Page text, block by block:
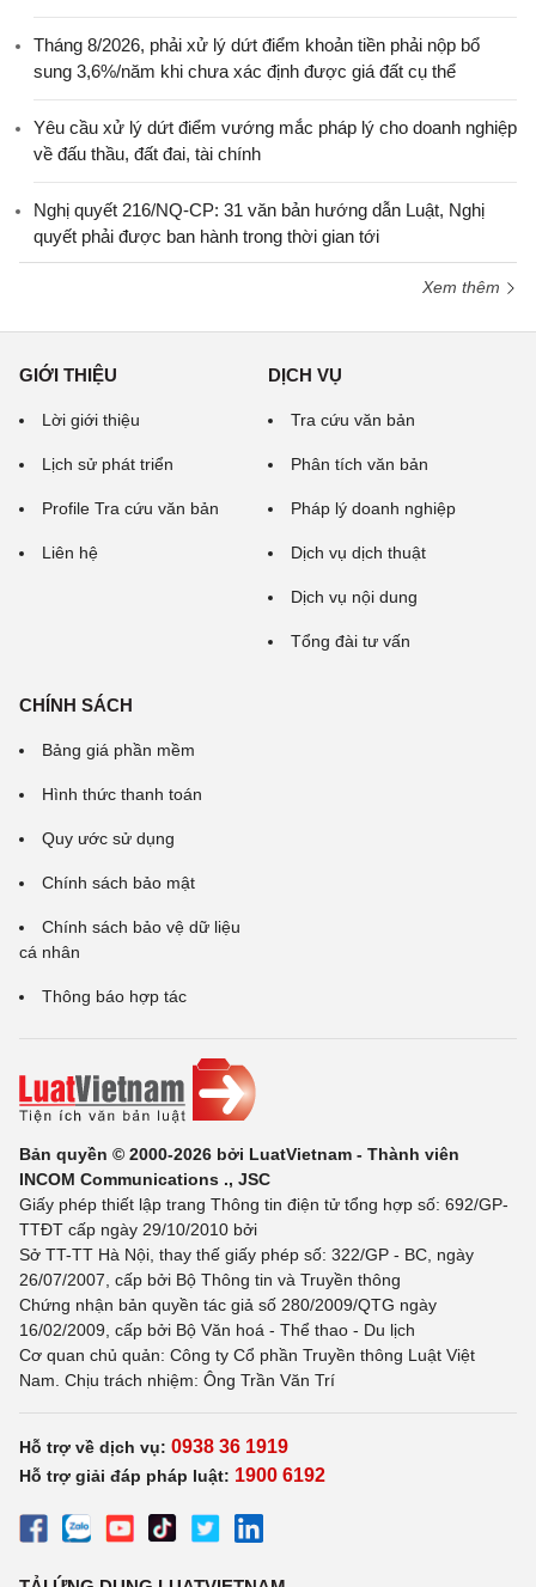
Tháng 8/2026, phải xử lý dứt điểm khoản tiền phải nộp bổ
sung 3,6%/năm khi chưa xác định được giá đất cụ thể
Yêu cầu xử lý dứt điểm vướng mắc pháp lý cho doanh nghiệp
về đấu thầu, đất đai, tài chính
Nghị quyết 216/NQ-CP: 31 văn bản hướng dẫn Luật, Nghị
quyết phải được ban hành trong thời gian tới
Xem thêm
GIỚI THIỆU
Lời giới thiệu
Lịch sử phát triển
Profile Tra cứu văn bản
Liên hệ
DỊCH VỤ
Tra cứu văn bản
Phân tích văn bản
Pháp lý doanh nghiệp
Dịch vụ dịch thuật
Dịch vụ nội dung
Tổng đài tư vấn
CHÍNH SÁCH
Bảng giá phần mềm
Hình thức thanh toán
Quy ước sử dụng
Chính sách bảo mật
Chính sách bảo vệ dữ liệu
cá nhân
Thông báo hợp tác
Bản quyền © 2000-2026 bởi LuatVietnam - Thành viên
INCOM Communications ., JSC
Giấy phép thiết lập trang Thông tin điện tử tổng hợp số: 692/GP-
TTĐT cấp ngày 29/10/2010 bởi
Sở TT-TT Hà Nội, thay thế giấy phép số: 322/GP - BC, ngày
26/07/2007, cấp bởi Bộ Thông tin và Truyền thông
Chứng nhận bản quyền tác giả số 280/2009/QTG ngày
16/02/2009, cấp bởi Bộ Văn hoá - Thể thao - Du lịch
Cơ quan chủ quản: Công ty Cổ phần Truyền thông Luật Việt
Nam. Chịu trách nhiệm: Ông Trần Văn Trí
Hỗ trợ về dịch vụ: 0938 36 1919
Hỗ trợ giải đáp pháp luật: 1900 6192